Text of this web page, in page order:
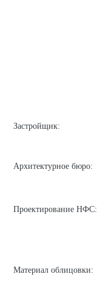
Застройщик:
Архитектурное бюро:
Проектирование НФС:
Материал облицовки: